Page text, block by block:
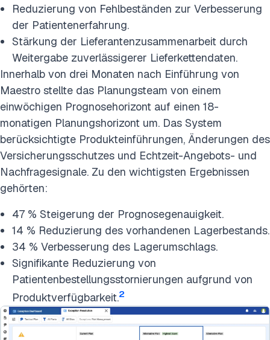
Reduzierung von Fehlbeständen zur Verbesserung
der Patientenerfahrung.
Stärkung der Lieferantenzusammenarbeit durch
Weitergabe zuverlässigerer Lieferkettendaten.
Innerhalb von drei Monaten nach Einführung von
Maestro stellte das Planungsteam von einem
einwöchigen Prognosehorizont auf einen 18-
monatigen Planungshorizont um. Das System
berücksichtigte Produkteinführungen, Änderungen des
Versicherungsschutzes und Echtzeit-Angebots- und
Nachfragesignale. Zu den wichtigsten Ergebnissen
gehörten:
47 % Steigerung der Prognosegenauigkeit.
14 % Reduzierung des vorhandenen Lagerbestands.
34 % Verbesserung des Lagerumschlags.
Signifikante Reduzierung von
Patientenbestellungsstornierungen aufgrund von
Produktverfügbarkeit.2